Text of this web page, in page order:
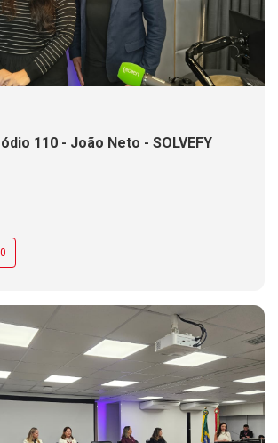
110 - João Neto - SOLVEFY